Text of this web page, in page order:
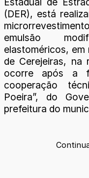
(DER), está
emulsão
elastoméricos, em
de Cerejeiras, na
ocorre após a
cooperação
Poeira”, do
prefeitura do